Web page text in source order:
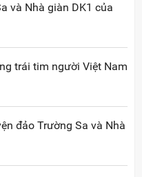
và Nhà giàn DK1 của
trái tim người Việt Nam
Trường Sa và Nhà